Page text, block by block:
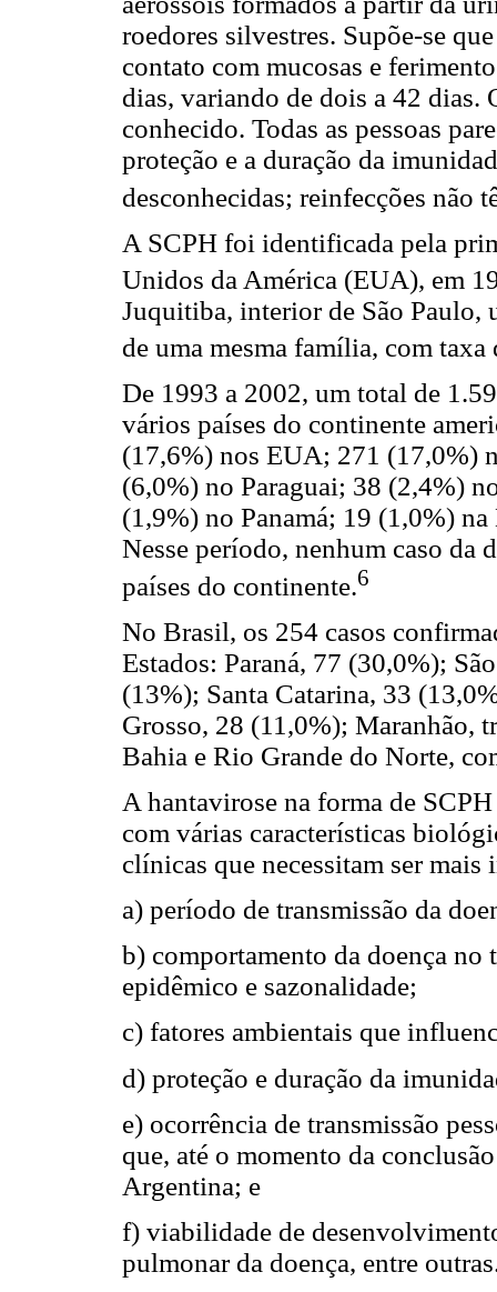
roedores silvestres. Supõe-se
contato com mucosas e
dias, variando de dois a 42 dias.
conhecido. Todas as pessoas
proteção e a duração da
desconhecidas; reinfecções não
A SCPH foi identificada pela
Unidos da América (EUA), em
Juquitiba, interior de São Paulo,
de uma mesma família, com
De 1993 a 2002, um total de
vários países do continente
(17,6%) nos EUA; 271 (17,0%)
(6,0%) no Paraguai; 38 (2,4%)
(1,9%) no Panamá; 19 (1,0%)
Nesse período, nenhum caso da
países do continente.6
No Brasil, os 254 casos
Estados: Paraná, 77 (30,0%);
(13%); Santa Catarina, 33
Grosso, 28 (11,0%); Maranhão,
Bahia e Rio Grande do Norte,
A hantavirose na forma de
com várias características
clínicas que necessitam ser
a) período de transmissão da
b) comportamento da doença no
epidêmico e sazonalidade;
c) fatores ambientais que
d) proteção e duração da
e) ocorrência de transmissão
que, até o momento da
Argentina; e
f) viabilidade de
pulmonar da doença, entre